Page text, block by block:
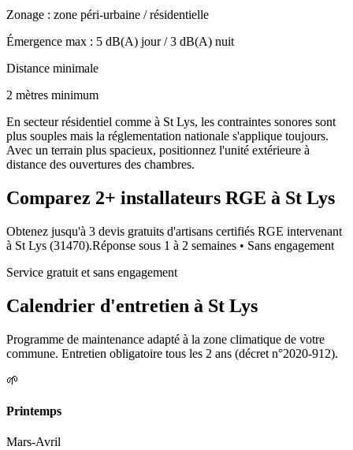
Zonage : zone péri-urbaine / résidentielle
Émergence max : 5 dB(A) jour /3 dB(A) nuit
Distance minimale
2 mètres minimum
En secteur résidentiel comme à St Lys, les contraintes sonores sont
plus souples mais la réglementation nationale s'applique toujours.
Avec un terrain plus spacieux, positionnez l'unité extérieure à
distance des ouvertures des chambres.
Comparez 2+ installateurs RGE à St Lys
Obtenez jusqu'à 3 devis gratuits d'artisans certifiés RGE intervenant
à St Lys (31470).Réponse sous 1 à 2 semaines • Sans engagement
Service gratuit et sans engagement
Calendrier d'entretien à St Lys
Programme de maintenance adapté à la zone climatique de votre
commune. Entretien obligatoire tous les 2 ans (décret n°2020-912).
🌱
Printemps
Mars-Avril